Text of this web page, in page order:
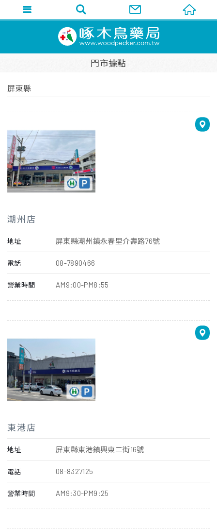
門市據點
屏東縣
潮州店
營業時間 AM9:00-PM8:55
電話 08-7890466
地址 屏東縣潮州鎮永春里介壽路76號
東港店
營業時間 AM9:30-PM9:25
電話 08-8327125
地址 屏東縣東港鎮興東二街16號